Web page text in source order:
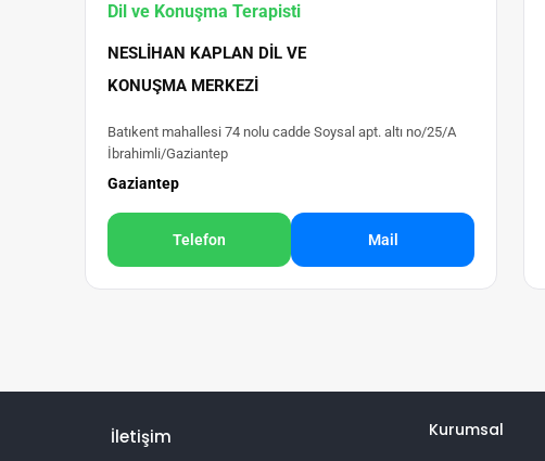
Dil ve Konuşma Terapisti
NESLIHAN KAPLAN DIL VE
KONUŞMA MERKEZI
Batıkent mahallesi 74 nolu cadde Soysal apt. altı no/25/A
İbrahimli/Gaziantep
Gaziantep
Telefon Mail
İletişim Kurumsal